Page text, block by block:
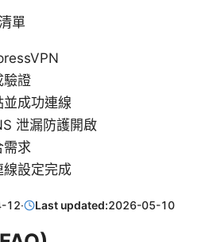
單
驗證
成功連線
泄漏防護開啟
需求
線設定完成
12· Last updated:2026-05-10